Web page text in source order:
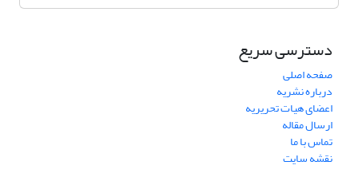
دسترسی سریع
صفحه اصلی
درباره نشریه
اعضای هیات تحریریه
ارسال مقاله
تماس با ما
نقشه سایت